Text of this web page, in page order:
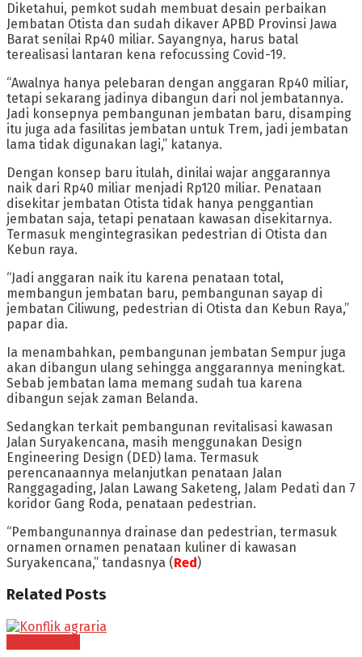
Diketahui, pemkot sudah membuat desain perbaikan
Jembatan Otista dan sudah dikaver APBD Provinsi Jawa
Barat senilai Rp40 miliar. Sayangnya, harus batal
terealisasi lantaran kena refocussing Covid-19.
“Awalnya hanya pelebaran dengan anggaran Rp40 miliar,
tetapi sekarang jadinya dibangun dari nol jembatannya.
Jadi konsepnya pembangunan jembatan baru, disamping
itu juga ada fasilitas jembatan untuk Trem, jadi jembatan
lama tidak digunakan lagi,” katanya.
Dengan konsep baru itulah, dinilai wajar anggarannya
naik dari Rp40 miliar menjadi Rp120 miliar. Penataan
disekitar jembatan Otista tidak hanya penggantian
jembatan saja, tetapi penataan kawasan disekitarnya.
Termasuk mengintegrasikan pedestrian di Otista dan
Kebun raya.
“Jadi anggaran naik itu karena penataan total,
membangun jembatan baru, pembangunan sayap di
jembatan Ciliwung, pedestrian di Otista dan Kebun Raya,”
papar dia.
Ia menambahkan, pembangunan jembatan Sempur juga
akan dibangun ulang sehingga anggarannya meningkat.
Sebab jembatan lama memang sudah tua karena
dibangun sejak zaman Belanda.
Sedangkan terkait pembangunan revitalisasi kawasan
Jalan Suryakencana, masih menggunakan Design
Engineering Design (DED) lama. Termasuk
perencanaannya melanjutkan penataan Jalan
Ranggagading, Jalan Lawang Saketeng, Jalam Pedati dan 7
koridor Gang Roda, penataan pedestrian.
“Pembangunannya drainase dan pedestrian, termasuk
ornamen ornamen penataan kuliner di kawasan
Suryakencana,” tandasnya (Red )
Related Posts